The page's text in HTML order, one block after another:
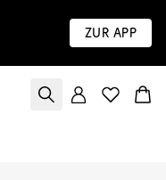
Zur App